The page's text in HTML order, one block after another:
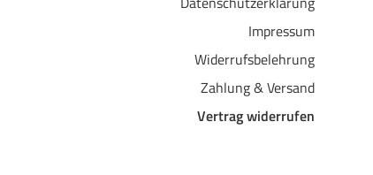
Impressum
Widerrufsbelehrung
Zahlung & Versand
Vertrag widerrufen